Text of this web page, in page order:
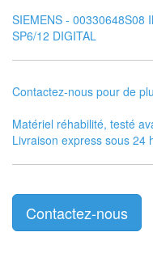
SIEMENS - 00330648S08
SP6/12 DIGITAL
Contactez-nous pour de
Matériel réhabilité, testé
Livraison express sous 24
Contactez-nous